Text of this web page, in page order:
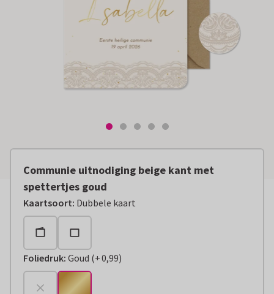
Communie uitnodiging beige kant met
spettertjes goud
Kaartsoort: Dubbele kaart
Foliedruk: Goud (
+€ 0,99
+0,99)